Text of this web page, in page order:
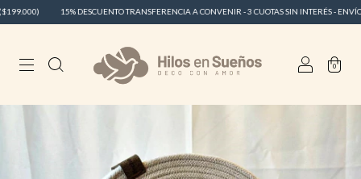
15% DESCUENTO TRANSFERENCIA A CONVENIR - 3 CUOTAS SIN INTERÉS - ENVÍO
0